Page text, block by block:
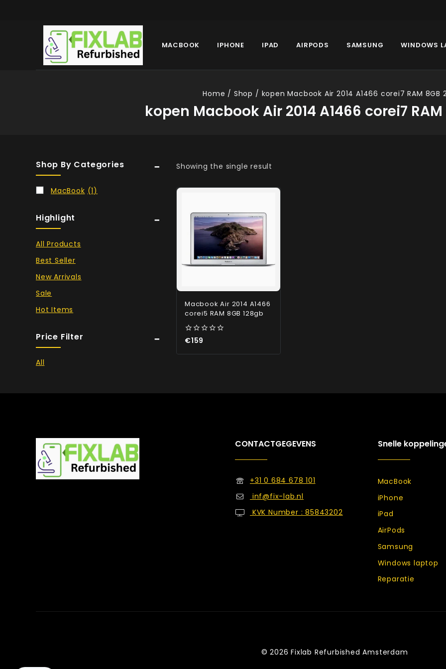
MACBOOK IPHONE IPAD AIRPODS SAMSUNG WINDOWS
Home / Shop / kopen Macbook Air 2014 A1466 corei7 RAM 8GB
kopen Macbook Air 2014 A1466 corei7
Showing the single result
Macbook Air 2014 A1466
corei5 RAM 8GB 128gb
0
of
€159
Shop By Categories
MacBook (1)
Highlight
All Products
Best Seller
New Arrivals
Sale
Hot Items
Price Filter
All
CONTACTGEGEVENS
+31 0 684 678 101
inf@fix-lab.nl
KVK Number : 85843202
Snelle
MacBook
iPhone
iPad
AirPods
Samsung
Windows laptop
Reparatie
© 2026 Fixlab Refurbished Amsterdam